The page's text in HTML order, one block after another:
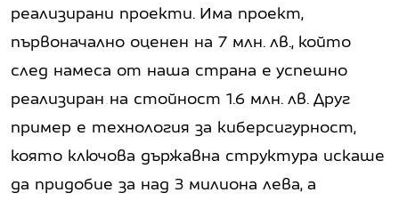
реализирани проекти. Има проект,
първоначално оценен на 7 млн. лв., който
след намеса от наша страна е успешно
реализиран на стойност 1.6 млн. лв. Друг
пример е технология за киберсигурност,
която ключова държавна структура искаше
да придобие за над 3 милиона лева, а